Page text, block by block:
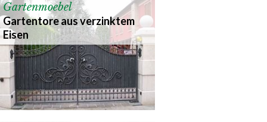
Gartenmoebel
Gartentore aus verzinktem
Eisen